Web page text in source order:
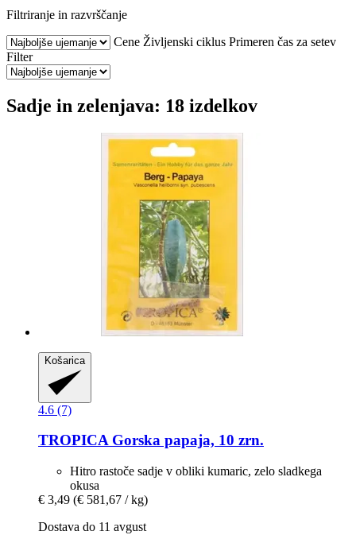
Filtriranje in razvrščanje
Cene Življenski ciklus Primeren čas za setev
Filter
Sadje in zelenjava: 18 izdelkov
Košarica
4.6 (7)
TROPICAGorska papaja, 10 zrn.
Hitro rastoče sadje v obliki kumaric, zelo sladkega
okusa
€ 3,49 (€ 581,67 / kg)
Dostava do 11 avgust